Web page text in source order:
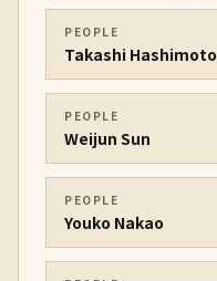
PEOPLE
Takashi Hashimoto
PEOPLE
Weijun Sun
PEOPLE
Youko Nakao